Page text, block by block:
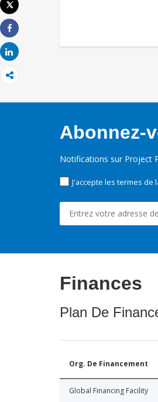
Imprimer
Tweet
Share
Share
Abonnez-
Notifications sur Project
J'accepte les termes de
Finances
Plan De
Org. De Financement
Global Financing Facility